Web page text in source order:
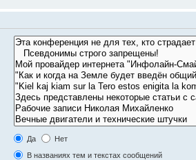
Да
Нет
В названиях тем и текстах сообщений